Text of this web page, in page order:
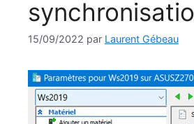
15/09/2022 par Laurent Gébeau